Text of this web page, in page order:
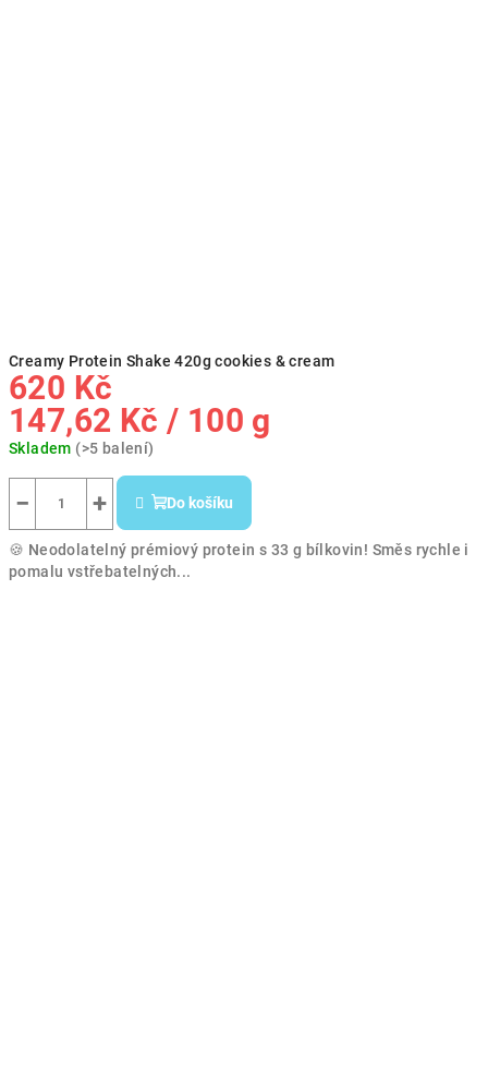
Creamy Protein Shake 420g cookies & cream
620 Kč
Měrná
cena:
147,62 Kč / 100 g
Skladem (>5 balení)
+
− Do košíku
🍪 Neodolatelný prémiový protein s 33 g bílkovin! Směs rychle i
pomalu vstřebatelných...